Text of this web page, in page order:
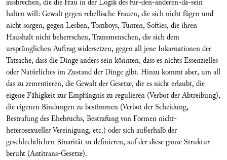
halten will: Gewalt gegen rebellische Frauen, die sich nicht fügen und
nicht sorgen, gegen Lesben, Tomboys, Tunten, Softies, die ihren
Haushalt nicht beherrschen, Transmenschen, die sich dem
ursprünglichen Auftrag widersetzen, gegen all jene Inkarnationen der
Tatsache, dass die Dinge anders sein könnten, dass es nichts Essenzielles
oder Natürliches im Zustand der Dinge gibt. Hinzu kommt aber, um all
das zu zementieren, die Gewalt der Gesetze, die es nicht erlaubt, die
eigene Fähigkeit zur Empfängnis zu regulieren (Verbot der Abtreibung),
die eigenen Bindungen zu bestimmen (Verbot der Scheidung,
Bestrafung des Ehebruchs, Bestrafung von Formen nicht-
heterosexueller Vereinigung, etc.) oder sich außerhalb der
geschlechtlichen Binarität zu definieren, auf der diese ganze Struktur
beruht (Antitrans-Gesetze).